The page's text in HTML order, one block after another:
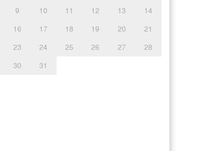
9 10 11 12 13
14
16 17 18 19 20
21
23 24 25 26 27
28
30
31